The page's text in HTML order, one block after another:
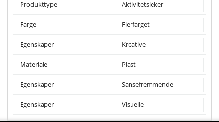
Produkttype Aktivitetsleker
Farge Flerfarget
Egenskaper Kreative
Materiale Plast
Egenskaper Sansefremmende
Egenskaper Visuelle